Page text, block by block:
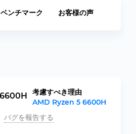
ベンチマーク お客様の声
考慮すべき理由
AMD Ryzen 5 6600H
バグを報告する